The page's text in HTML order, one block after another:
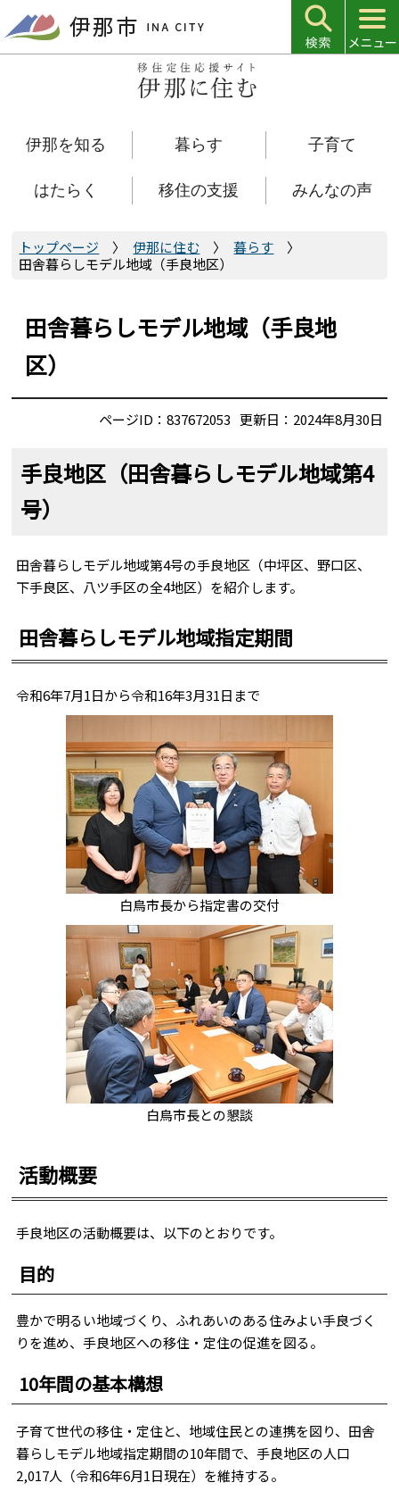
の
ペ
伊那を知る 暮らす 子育て
はたらく 移住の支援 みんなの声
トップページ 伊那に住む
暮らす
田舎暮らしモデル地域（手良地区）
田舎暮らしモデル地域（手良地
区）
ページID：837672053 更新日：2024年8月30日
手良地区（田舎暮らしモデル地域第4
号）
田舎暮らしモデル地域第4号の手良地区（中坪区、野口区、
下手良区、八ツ手区の全4地区）を紹介します。
田舎暮らしモデル地域指定期間
令和6年7月1日から令和16年3月31日まで
白鳥市長から指定書の交付
白鳥市長との懇談
活動概要
手良地区の活動概要は、以下のとおりです。
目的
豊かで明るい地域づくり、ふれあいのある住みよい手良づく
りを進め、手良地区への移住・定住の促進を図る。
10年間の基本構想
子育て世代の移住・定住と、地域住民との連携を図り、田舎
暮らしモデル地域指定期間の10年間で、手良地区の人口
2,017人（令和6年6月1日現在）を維持する。